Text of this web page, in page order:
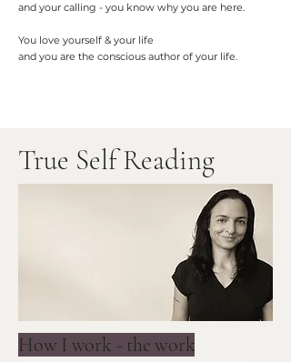
and your calling - you know why you are here.
You love yourself & your life
and you are the conscious author of your life.
True Self Reading
How I work - the work